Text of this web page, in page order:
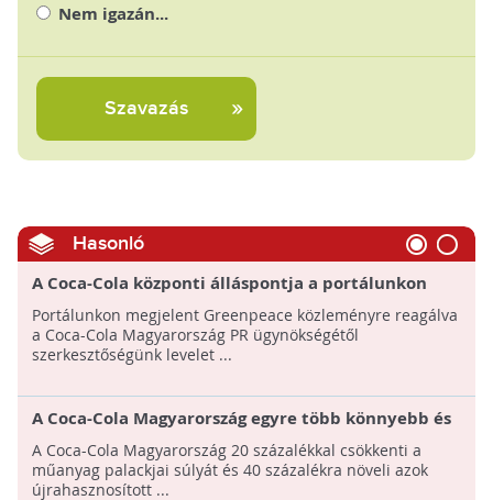
Nem igazán...
Szavazás
Hasonló
A Coca-Cola központi álláspontja a portálunkon
megjelent Greenpeace közleményre
Portálunkon megjelent Greenpeace közleményre reagálva
a Coca-Cola Magyarország PR ügynökségétől
szerkesztőségünk levelet ...
A Coca-Cola Magyarország egyre több könnyebb és
környezetkímélőbb palackot használ majd
A Coca-Cola Magyarország 20 százalékkal csökkenti a
műanyag palackjai súlyát és 40 százalékra növeli azok
újrahasznosított ...